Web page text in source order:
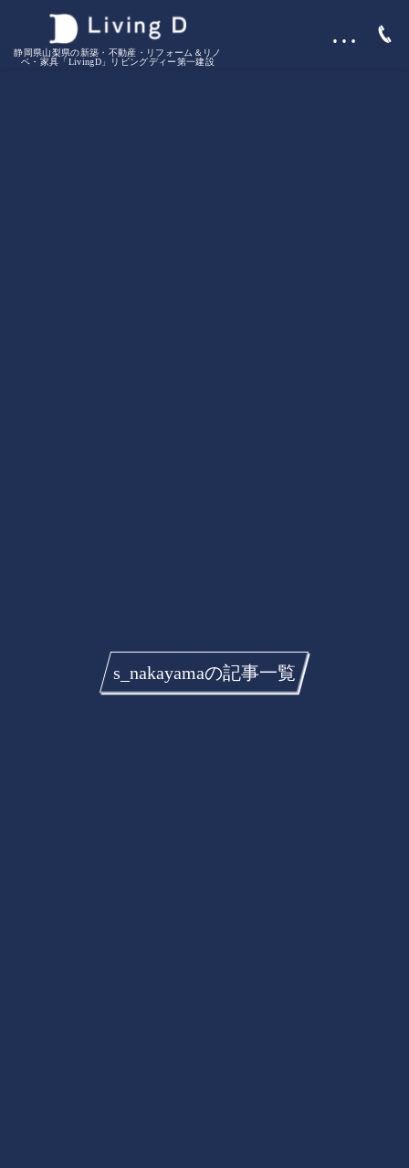
静岡県山梨県の新築・不動産・リフォーム＆リノ
ベ・家具「LivingD」リビングディー第一建設
…
s_nakayamaの記事一覧